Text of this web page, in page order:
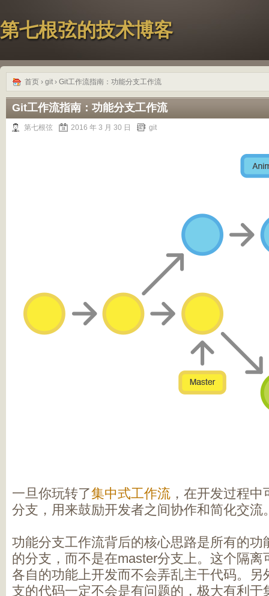
第七根弦的技术博客
首页 › git› Git工作流指南：功能分支工作流
Git工作流指南：功能分支工作流
第七根弦 2016 年 3 月 30 日 git
一旦你玩转了集中式工作流 ，在开发过程
分支，用来鼓励开发者之间协作和简化交流
功能分支工作流背后的核心思路是所有的功
的分支，而不是在master分支上。这个隔
各自的功能上开发而不会弄乱主干代码。另
支的代码一定不会是有问题的，极大有利于